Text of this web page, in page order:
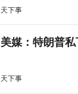
天下事
美媒：特朗普
天下事